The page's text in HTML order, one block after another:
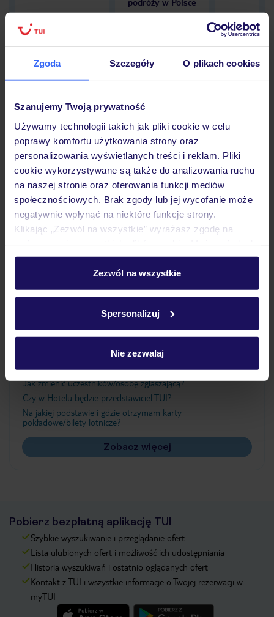
Zgoda Szczegóły O plikach cookies
Szanujemy Twoją prywatność
Używamy technologii takich jak pliki cookie w celu
poprawy komfortu użytkowania strony oraz
personalizowania wyświetlanych treści i reklam. Pliki
cookie wykorzystywane są także do analizowania ruchu
na naszej stronie oraz oferowania funkcji mediów
społecznościowych. Brak zgody lub jej wycofanie może
negatywnie wpłynąć na niektóre funkcje strony.
Klikając „Zezwól na wszystkie” wyrażasz zgodę na
personalizować swój wybór wchodząc w zakładkę
Szczegółowe informacje o plikach cookie znajdziesz
Zezwól na wszystkie
Spersonalizuj
Nie zezwalaj
Hotel
Opinie
Pokoje
Wyżywienie
Ważne informacje
Jak zmienić uczestników/osobę zgłaszającą?
Czy w Hotelu będzie przedstawiciel TUI?
Na jakiej podstawie i gdzie otrzymam karty
pokładowe/bilety lotnicze?
Zobacz więcej
Pobierz bezpłatną aplikację TUI
Szybkie wyszukiwanie i przeglądanie ofert
Lista ulubionych ofert i możliwość ich udostępniania
Historia wyszukiwań i ostatnio oglądanych ofert
Kontakt z TUI i wszystkie informacje o Twojej rezerwacji w
myTUI